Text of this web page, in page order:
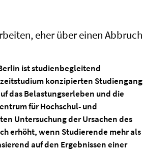
eher über einen Abbruch
ist studienbegleitend
konzipierten Studiengang
das Belastungserleben und die
für Hochschul- und
Untersuchung der Ursachen des
erhöht, wenn Studierende mehr als
auf den Ergebnissen einer